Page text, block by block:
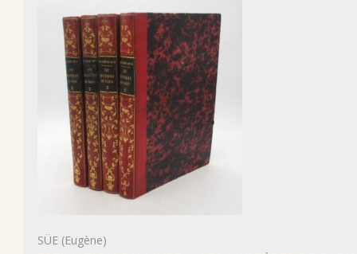
SÜE (Eugène)